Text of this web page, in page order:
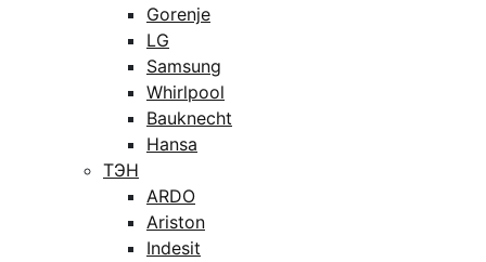
Gorenje
LG
Samsung
Whirlpool
Bauknecht
Hansa
ТЭН
ARDO
Ariston
Indesit